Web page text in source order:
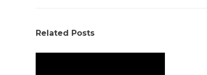
Related Posts